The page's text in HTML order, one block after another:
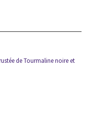
de Tourmaline noire et